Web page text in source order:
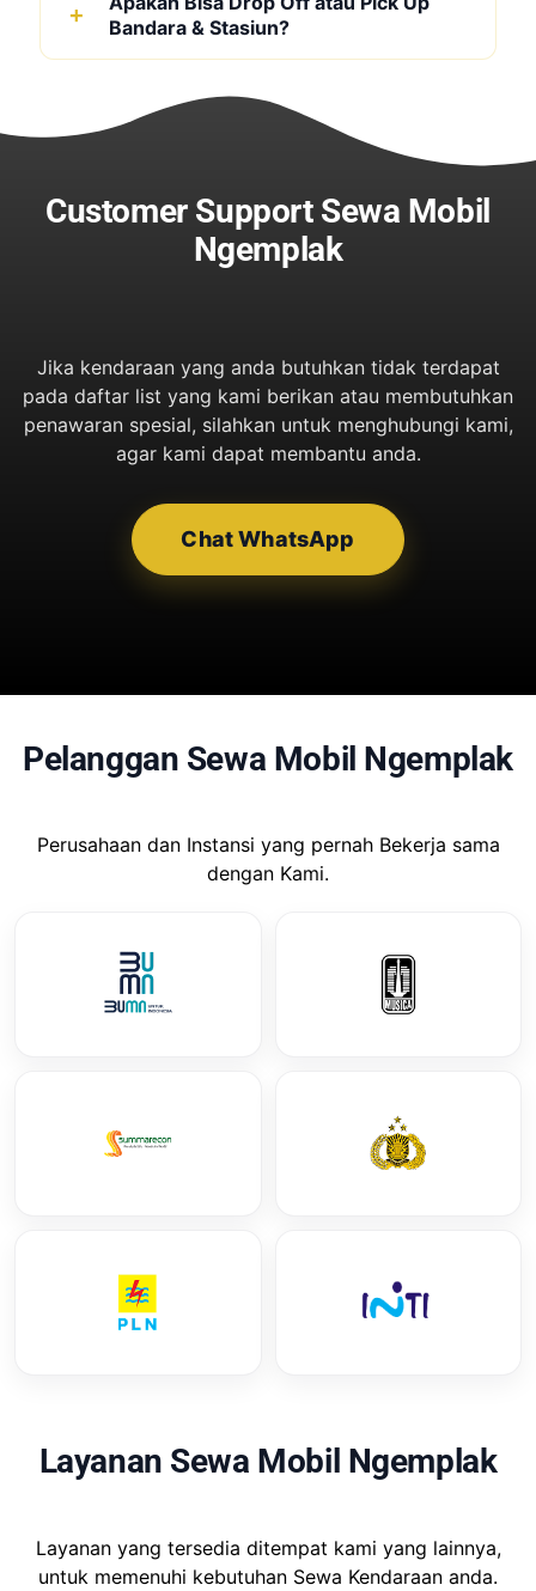
Bandara & Stasiun?
Customer Support Sewa Mobil
Ngemplak
Jika kendaraan yang anda butuhkan tidak terdapat
pada daftar list yang kami berikan atau membutuhkan
penawaran spesial, silahkan untuk menghubungi kami,
agar kami dapat membantu anda.
Chat WhatsApp
Pelanggan Sewa Mobil Ngemplak
Perusahaan dan Instansi yang pernah Bekerja sama
dengan Kami.
Layanan Sewa Mobil Ngemplak
Layanan yang tersedia ditempat kami yang lainnya,
untuk memenuhi kebutuhan Sewa Kendaraan anda.